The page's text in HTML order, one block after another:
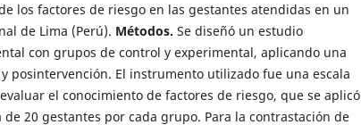
los factores de riesgo en las gestantes atendidas en un
de Lima (Perú). Métodos. Se diseñó un estudio
con grupos de control y experimental, aplicando una
posintervención. El instrumento utilizado fue una escala
el conocimiento de factores de riesgo, que se aplicó
20 gestantes por cada grupo. Para la contrastación de